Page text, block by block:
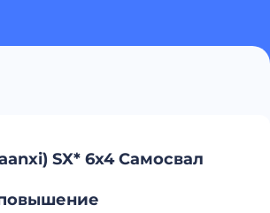
SX* 6x4 Самосвал